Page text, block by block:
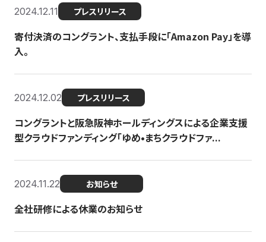
2024.12.11 プレスリリース
寄付決済のコングラント、支払手段に「Amazon Pay」を導
入。
2024.12.02 プレスリリース
コングラントと阪急阪神ホールディングスによる企業支援
型クラウドファンディング「ゆめ•まちクラウドファ...
2024.11.22 お知らせ
全社研修による休業のお知らせ